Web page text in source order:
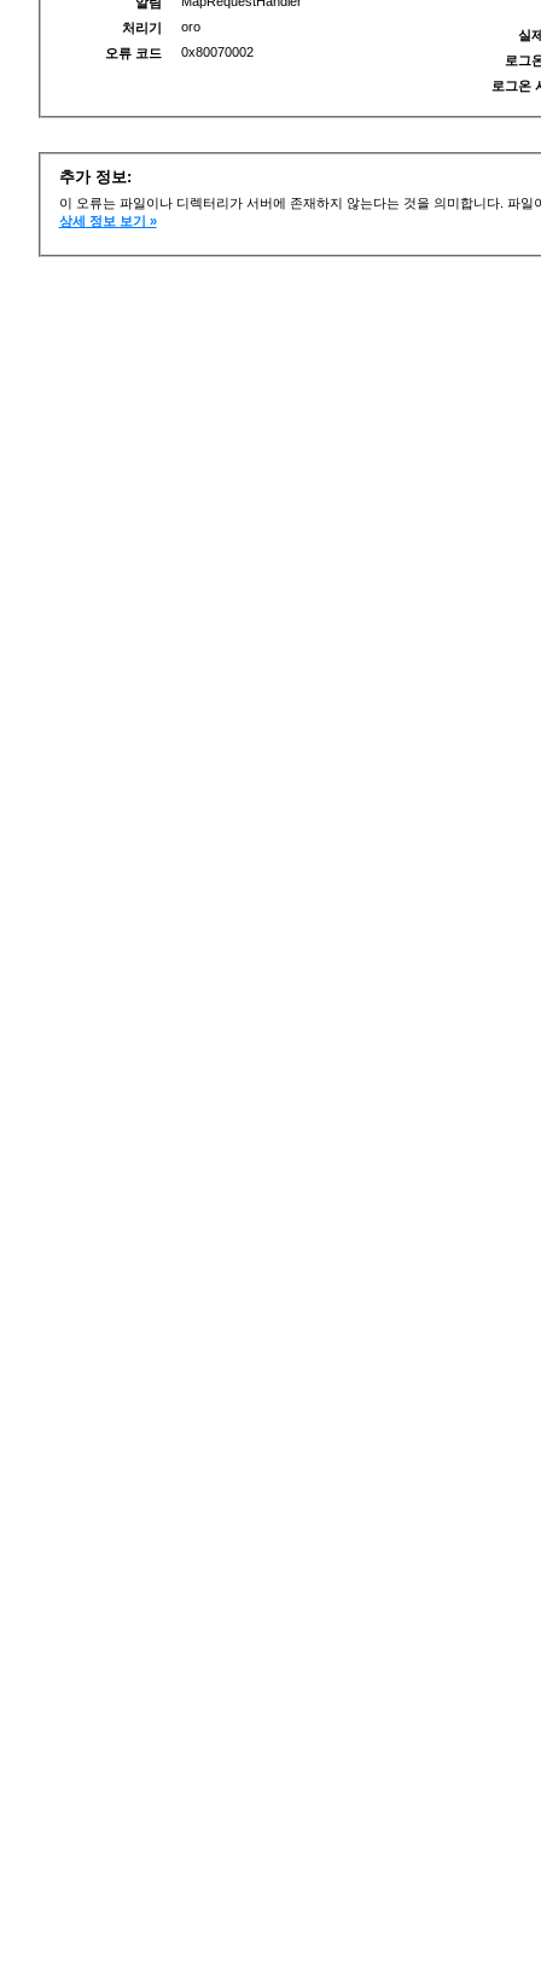
처리기
oro
오류 코드
0x80070002
실
로그
로그온
추가 정보:
이 오류는 파일이나 디렉터리가 서버에 존재하지 않는다는 것을 의미합니다. 파
상세 정보 보기 »